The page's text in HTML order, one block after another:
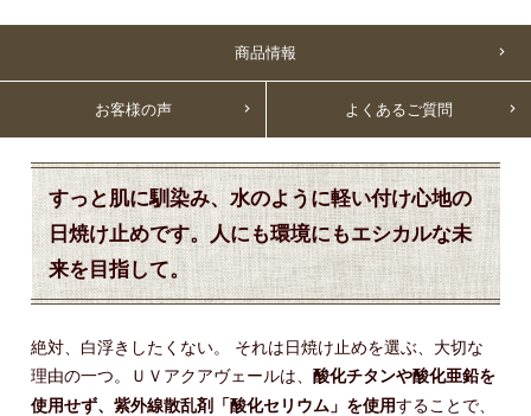
商品情報
お客様の声 よくあるご質問
すっと肌に馴染み、水のように軽い付け心地の
日焼け止めです。人にも環境にもエシカルな未
来を目指して。
絶対、白浮きしたくない。 それは日焼け止めを選ぶ、大切な
理由の一つ。ＵＶアクアヴェールは、酸化チタンや酸化亜鉛を
使用せず、紫外線散乱剤「酸化セリウム」を使用することで、